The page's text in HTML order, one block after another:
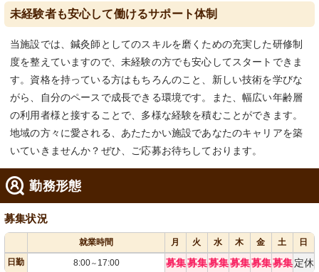
未経験者も安心して働けるサポート体制
当施設では、鍼灸師としてのスキルを磨くための充実した研修制
度を整えていますので、未経験の方でも安心してスタートできま
す。資格を持っている方はもちろんのこと、新しい技術を学びな
がら、自分のペースで成長できる環境です。また、幅広い年齢層
の利用者様と接することで、多様な経験を積むことができます。
地域の方々に愛される、あたたかい施設であなたのキャリアを築
いていきませんか？ぜひ、ご応募お待ちしております。
勤務形態
募集状況
就業時間 月 火 水 木 金 土
日
日勤
8:00～ 17:00 募集募集募集募集募集募集 定休